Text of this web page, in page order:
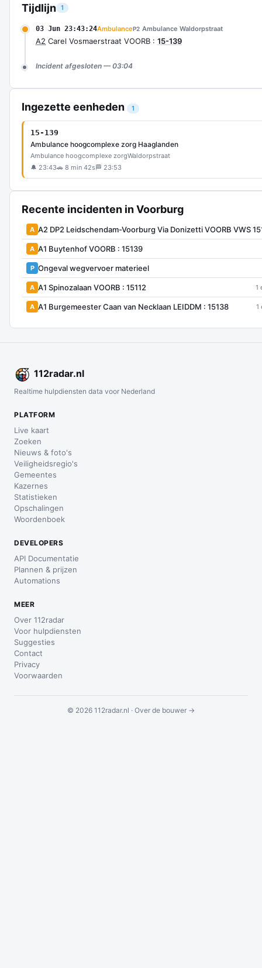
Tijdlijn 1
03 Jun 23:43:24AmbulanceP2 Ambulance Waldorpstraat
A2 Carel Vosmaerstraat VOORB : 15-139
Incident afgesloten — 03:04
Ingezette eenheden 1
15-139
Ambulance hoogcomplexe zorg Haaglanden
Ambulance hoogcomplexe zorgWaldorpstraat
🔔 23:43🚗 8 min 42s 🏁 23:53
Recente incidenten in Voorburg
A A2 DP2 Leidschendam-Voorburg Via Donizetti VOORB VWS
A A1 Buytenhof VOORB : 15139
P Ongeval wegvervoer materieel
A A1 Spinozalaan VOORB : 15112 1
A A1 Burgemeester Caan van Necklaan LEIDDM : 15138 1
112radar.nl
Realtime hulpdiensten data voor Nederland
PLATFORM
Live kaart
Zoeken
Nieuws & foto's
Veiligheidsregio's
Gemeentes
Kazernes
Statistieken
Opschalingen
Woordenboek
DEVELOPERS
API Documentatie
Plannen & prijzen
Automations
MEER
Over 112radar
Voor hulpdiensten
Suggesties
Contact
Privacy
Voorwaarden
© 2026 112radar.nl · Over de bouwer →